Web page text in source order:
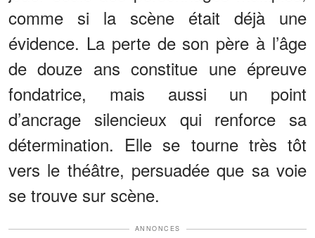
comme si la scène était déjà une
évidence. La perte de son père à l’âge
de douze ans constitue une épreuve
fondatrice, mais aussi un point
d’ancrage silencieux qui renforce sa
détermination. Elle se tourne très tôt
vers le théâtre, persuadée que sa voie
se trouve sur scène.
ANNONCES